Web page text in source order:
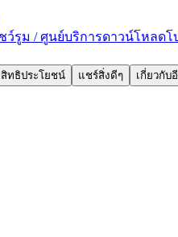
ว์รูม / ศูนย์บริการดาวน์โหลดโ
สิทธิประโยชน์ แชร์สิ่งดีๆ เกี่ยวกับ